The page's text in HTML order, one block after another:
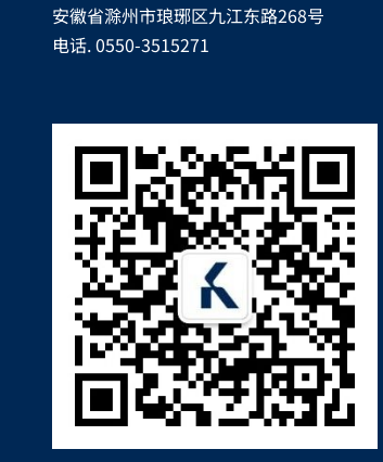
安徽省滁州市琅琊区九江东路268号
电话. 0550-3515271